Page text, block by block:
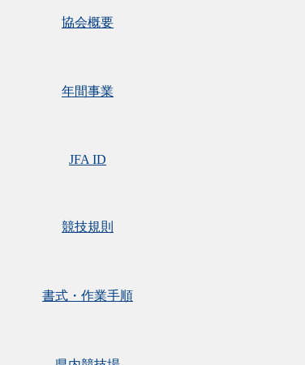
協会概要
年間事業
JFA ID
競技規則
書式・作業手順